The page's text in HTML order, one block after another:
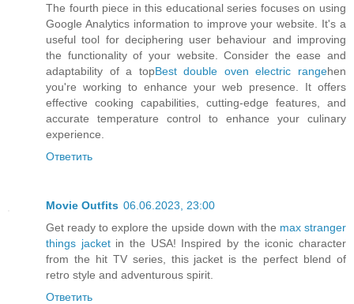
The fourth piece in this educational series focuses on using
Google Analytics information to improve your website. It's a
useful tool for deciphering user behaviour and improving
the functionality of your website. Consider the ease and
adaptability of a topBest double oven electric rangehen
you're working to enhance your web presence. It offers
effective cooking capabilities, cutting-edge features, and
accurate temperature control to enhance your culinary
experience.
Ответить
Movie Outfits 06.06.2023, 23:00
Get ready to explore the upside down with the max stranger
things jacketin the USA! Inspired by the iconic character
from the hit TV series, this jacket is the perfect blend of
retro style and adventurous spirit.
Ответить